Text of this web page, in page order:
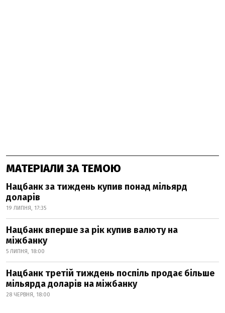
МАТЕРІАЛИ ЗА ТЕМОЮ
Нацбанк за тиждень купив понад мільярд
доларів
19 ЛИПНЯ, 17:35
Нацбанк вперше за рік купив валюту на
міжбанку
5 ЛИПНЯ, 18:00
Нацбанк третій тиждень поспіль продає більше
мільярда доларів на міжбанку
28 ЧЕРВНЯ, 18:00